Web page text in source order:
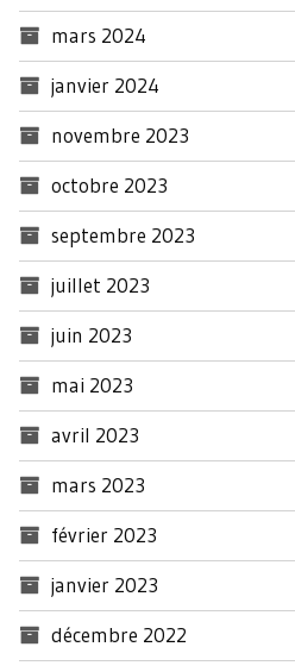
mars 2024
janvier 2024
novembre 2023
octobre 2023
septembre 2023
juillet 2023
juin 2023
mai 2023
avril 2023
mars 2023
février 2023
janvier 2023
décembre 2022